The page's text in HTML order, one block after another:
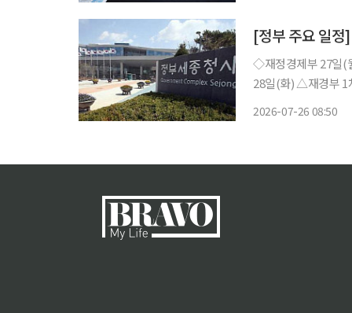
[정부 주요 일
◇재정경제부 27일(월) △KDI FOCUS ‘재생에너지의 효과적 보급 확대를 위한 정책과제’
28일(화) △재경부 1차관 08:00 일자리 전담반(TF)(비공개), 10:00 국무회의(서울청사) △일
2026-07-26 08:50